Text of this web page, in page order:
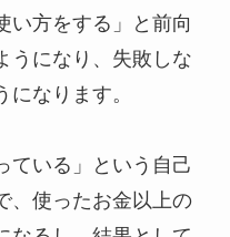
い方をする」と前向
うになり、失敗しな
なります。
ている」という自己
、使ったお金以上の